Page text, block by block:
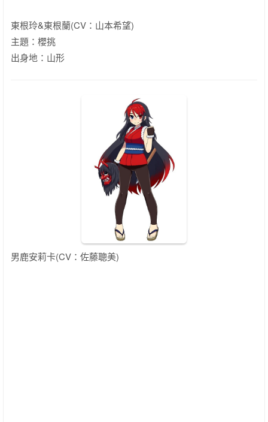
東根玲&東根蘭(CV：山本希望)
主題：櫻挑
出身地：山形
男鹿安莉卡(CV：佐藤聰美)